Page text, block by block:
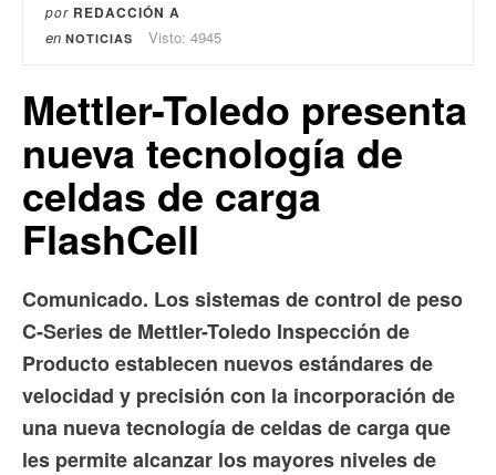
por REDACCIÓN A
en NOTICIAS Visto: 4945
Mettler-Toledo presenta
nueva tecnología de
celdas de carga
FlashCell
Comunicado. Los sistemas de control de peso
C-Series de Mettler-Toledo Inspección de
Producto establecen nuevos estándares de
velocidad y precisión con la incorporación de
una nueva tecnología de celdas de carga que
les permite alcanzar los mayores niveles de